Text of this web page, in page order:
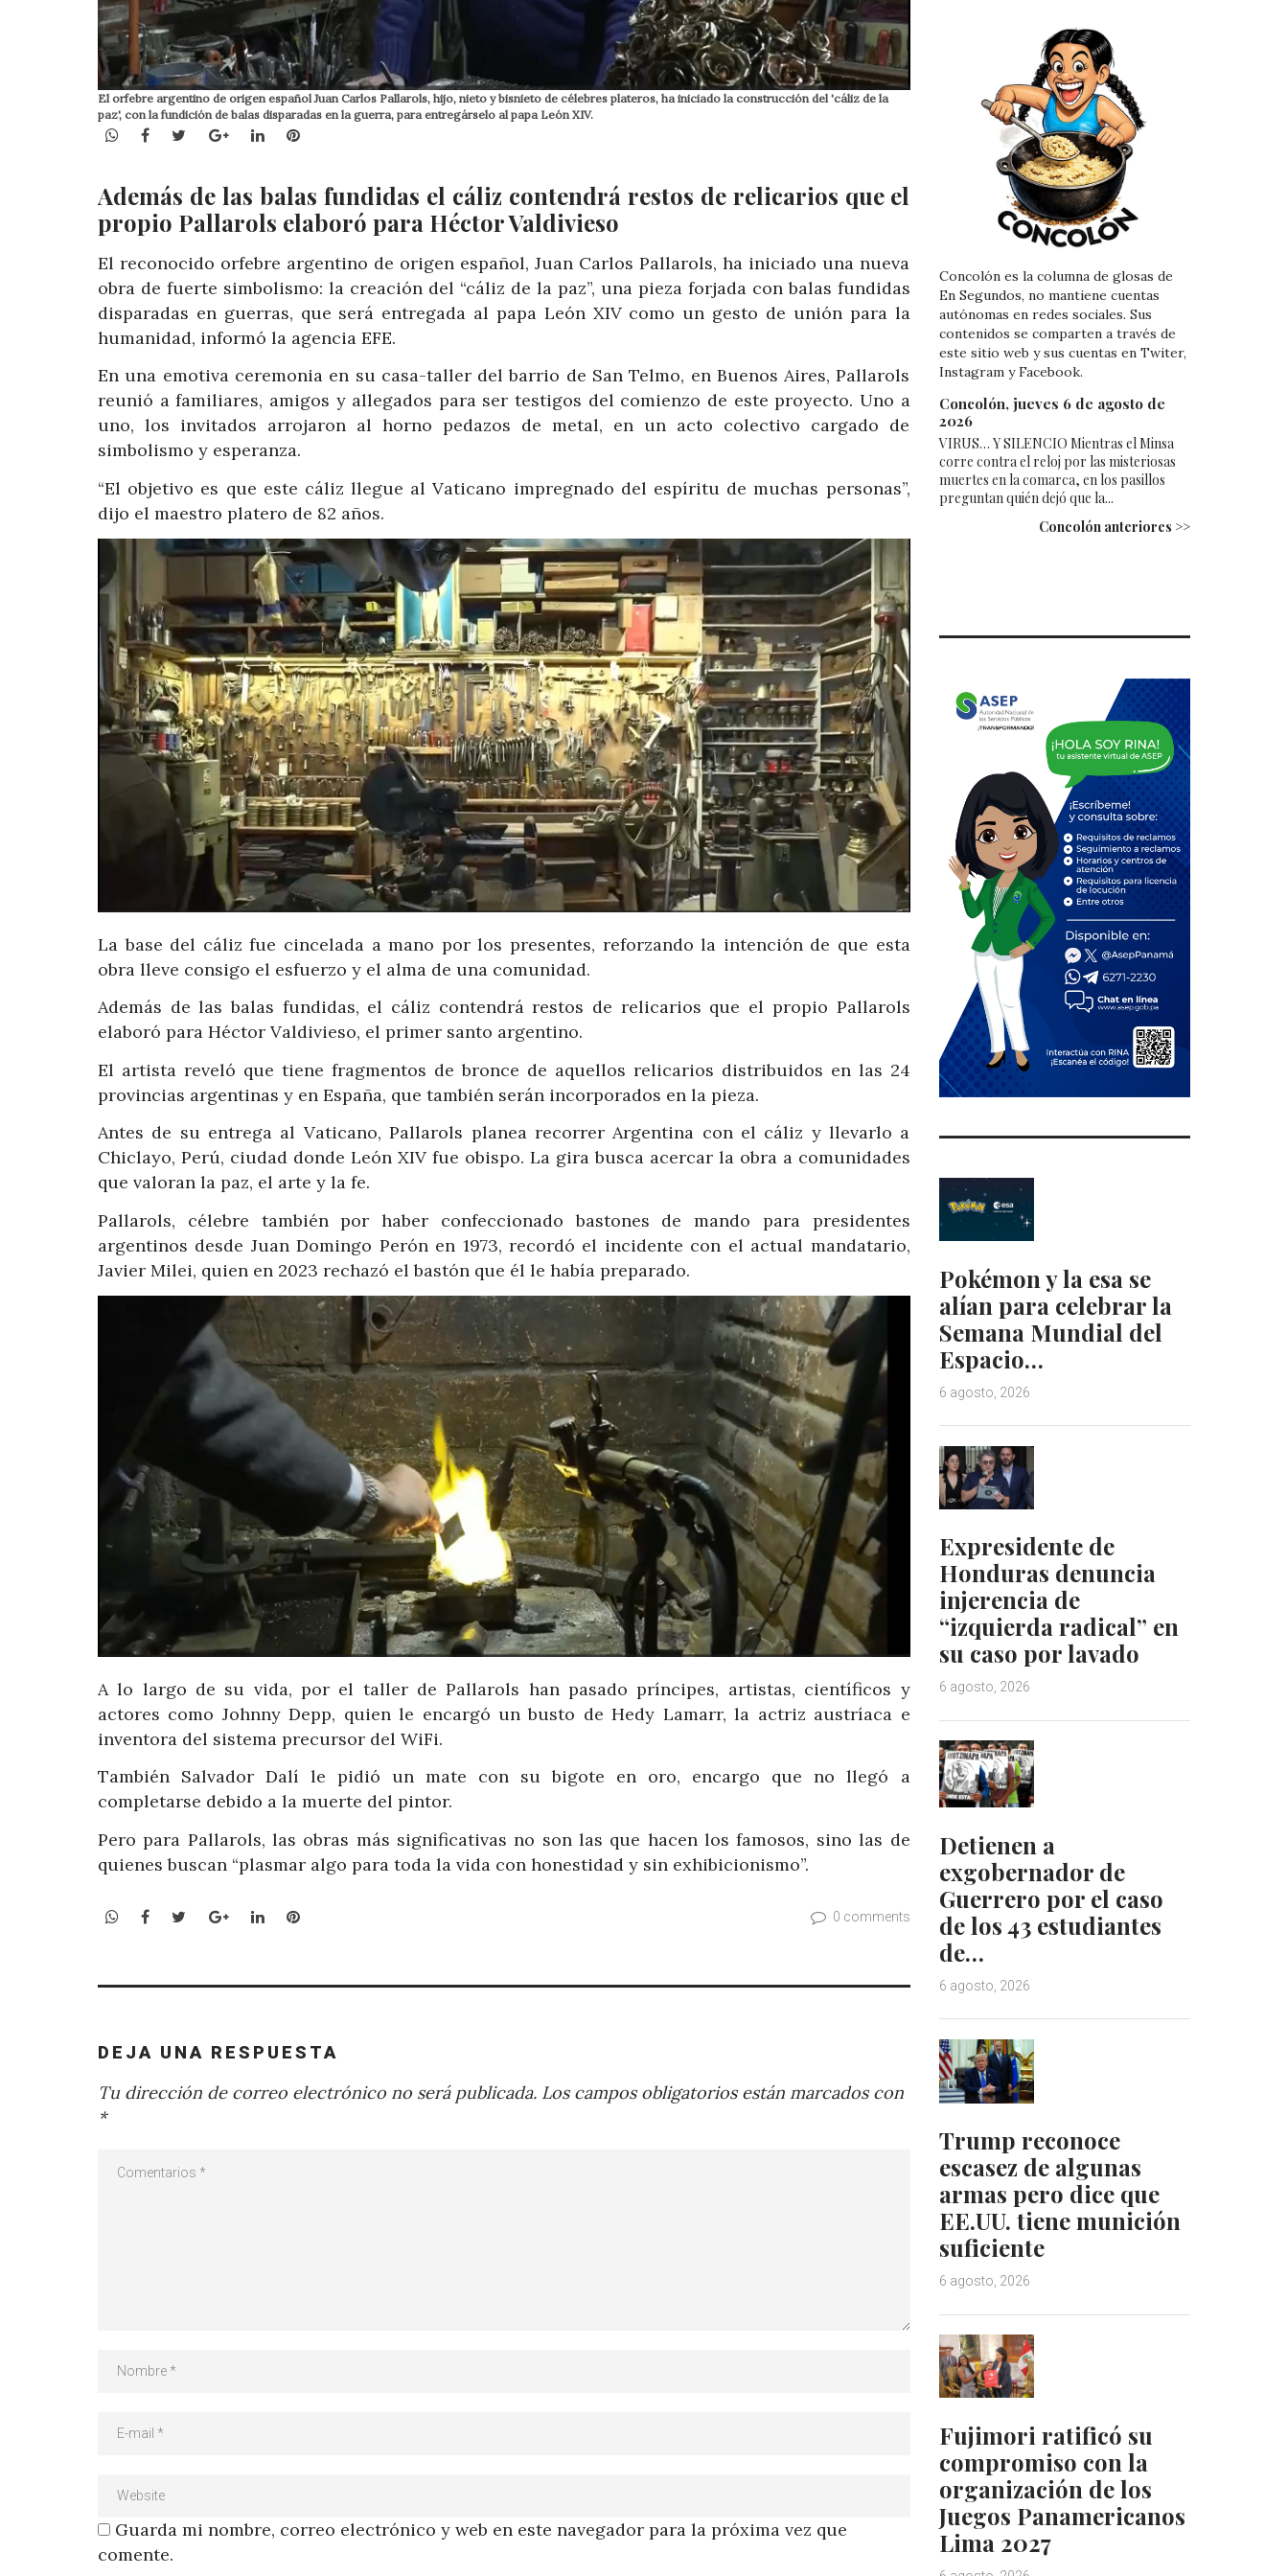
El orfebre argentino de origen español Juan Carlos Pallarols, hijo, nieto y bisnieto de célebres plateros, ha iniciado la construcción del 'cáliz de la
paz', con la fundición de balas disparadas en la guerra, para entregárselo al papa León XIV.
WhatsApp
Facebook
TwitterGoogle+LinkedInPinterest
Además de las balas fundidas el cáliz contendrá restos de relicarios que el
propio Pallarols elaboró para Héctor Valdivieso
El reconocido orfebre argentino de origen español, Juan Carlos Pallarols, ha iniciado una nueva
obra de fuerte simbolismo: la creación del “cáliz de la paz”, una pieza forjada con balas fundidas
disparadas en guerras, que será entregada al papa León XIV como un gesto de unión para la
humanidad, informó la agencia EFE.
En una emotiva ceremonia en su casa-taller del barrio de San Telmo, en Buenos Aires, Pallarols
reunió a familiares, amigos y allegados para ser testigos del comienzo de este proyecto. Uno a
uno, los invitados arrojaron al horno pedazos de metal, en un acto colectivo cargado de
simbolismo y esperanza.
“El objetivo es que este cáliz llegue al Vaticano impregnado del espíritu de muchas personas”,
dijo el maestro platero de 82 años.
La base del cáliz fue cincelada a mano por los presentes, reforzando la intención de que esta
obra lleve consigo el esfuerzo y el alma de una comunidad.
Además de las balas fundidas, el cáliz contendrá restos de relicarios que el propio Pallarols
elaboró para Héctor Valdivieso, el primer santo argentino.
El artista reveló que tiene fragmentos de bronce de aquellos relicarios distribuidos en las 24
provincias argentinas y en España, que también serán incorporados en la pieza.
Antes de su entrega al Vaticano, Pallarols planea recorrer Argentina con el cáliz y llevarlo a
Chiclayo, Perú, ciudad donde León XIV fue obispo. La gira busca acercar la obra a comunidades
que valoran la paz, el arte y la fe.
Pallarols, célebre también por haber confeccionado bastones de mando para presidentes
argentinos desde Juan Domingo Perón en 1973, recordó el incidente con el actual mandatario,
Javier Milei, quien en 2023 rechazó el bastón que él le había preparado.
A lo largo de su vida, por el taller de Pallarols han pasado príncipes, artistas, científicos y
actores como Johnny Depp, quien le encargó un busto de Hedy Lamarr, la actriz austríaca e
inventora del sistema precursor del WiFi.
También Salvador Dalí le pidió un mate con su bigote en oro, encargo que no llegó a
completarse debido a la muerte del pintor.
Pero para Pallarols, las obras más significativas no son las que hacen los famosos, sino las de
quienes buscan “plasmar algo para toda la vida con honestidad y sin exhibicionismo”.
WhatsApp
Facebook
TwitterGoogle+LinkedInPinterest 0 comments
DEJA UNA RESPUESTA
Tu dirección de correo electrónico no será publicada. Los campos obligatorios están marcados con
*
Guarda mi nombre, correo electrónico y web en este navegador para la próxima vez que
comente.
Concolón es la columna de glosas de
En Segundos, no mantiene cuentas
autónomas en redes sociales. Sus
contenidos se comparten a través de
este sitio web y sus cuentas en Twiter,
Instagram y Facebook.
Concolón, jueves 6 de agosto de
2026
VIRUS… Y SILENCIO Mientras el Minsa
corre contra el reloj por las misteriosas
muertes en la comarca, en los pasillos
preguntan quién dejó que la...
Concolón anteriores >>
Pokémon y la esa se
alían para celebrar la
Semana Mundial del
Espacio…
6 agosto, 2026
Expresidente de
Honduras denuncia
injerencia de
“izquierda radical” en
su caso por lavado
6 agosto, 2026
Detienen a
exgobernador de
Guerrero por el caso
de los 43 estudiantes
de…
6 agosto, 2026
Trump reconoce
escasez de algunas
armas pero dice que
EE.UU. tiene munición
suficiente
6 agosto, 2026
Fujimori ratificó su
compromiso con la
organización de los
Juegos Panamericanos
Lima 2027